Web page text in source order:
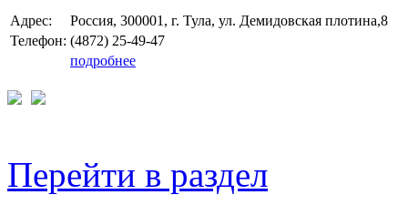
Адрес:
Россия, 300001, г. Тула, ул. Демидовская плотина,8
Телефон: (4872) 25-49-47
подробнее
Перейти в раздел